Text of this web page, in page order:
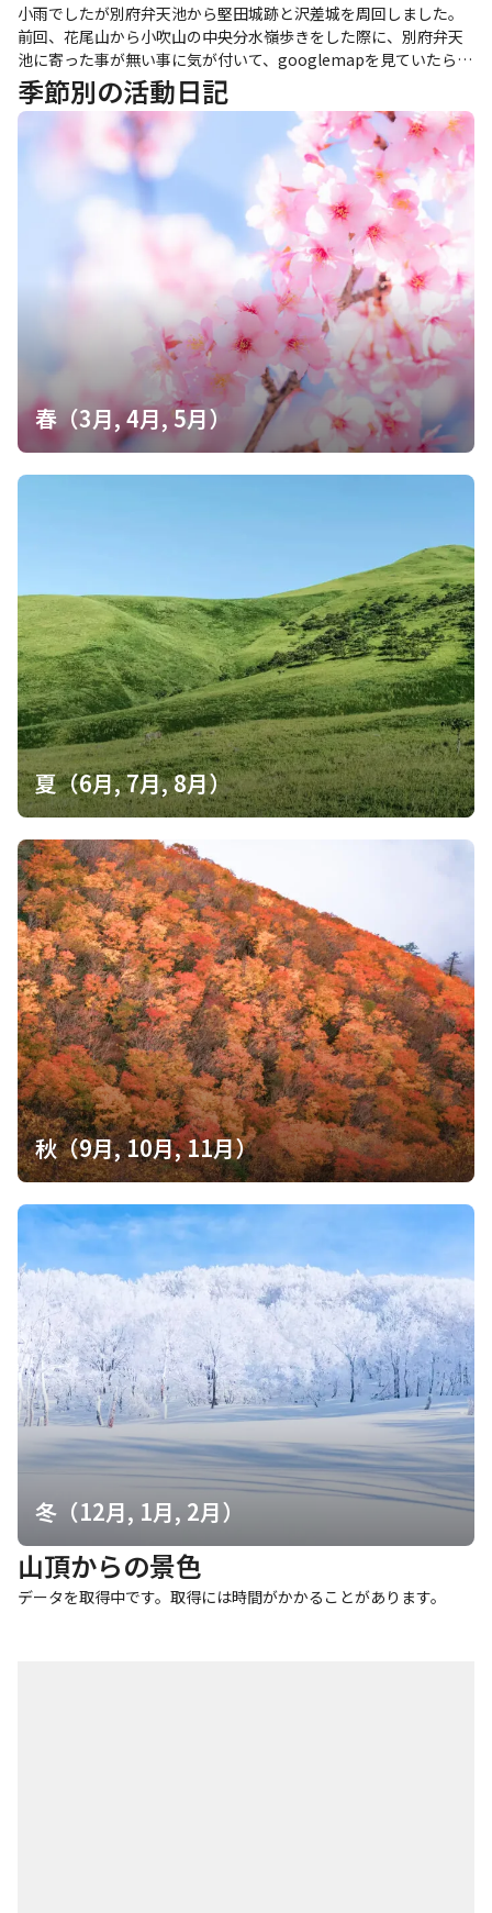
小雨でしたが別府弁天池から堅田城跡と沢差城を周回しました。
前回、花尾山から小吹山の中央分水嶺歩きをした際に、別府弁天
池に寄った事が無い事に気が付いて、googlemapを見ていたら山
城跡もあったので歩いてみました。 コースは、３名の方の活動日
記を参考にさせて頂きました。ありがとうございます。 「仙人掌
🌵」さん https://yamap.com/activities/16303886 「Ryu 🐉」
さん https://yamap.com/activities/24417147 「JBT5」さん
https://yamap.com/activities/34049513 あと、縄張り図は「城
郭放浪記」さんから借用致しました。 https://www.hb.pei.jp/
弁天池駐車場に車を停めて、まずは別府弁天池の観光。(^_^;) あ
と「仙人掌🌵」さんも断念したと書かれていたのに、ダメもとで
茶臼山にトライして、あえなく撃沈。残念。 堅田城山へのルート
は、鞍部までは作業道（跡）を辿る道で楽ちん。 鞍部からも少し
枝があったり羊歯があったけど、そこまで困らなかった。 堅田城
跡はあまり山城感がなかった。 城山へのルートも、山頂近くで枝
が少しあってトラバースしたけど、そんなに問題は無かった。 名
前が「城山」だったので密かに期待しましたが、山城感は全くな
かったです。 城山から石楠山は、石楠山麓の鞍部までは全く問題
なく簡単に行けました。 石楠山への直登はちょっと急でしたが藪
漕ぎもせずに問題なく。 石楠山の城跡の方が規模が大きかったの
で楽しめました。 これで眺望があれば良いのですが．．． 石楠山
季節別の活動日記
春（3月, 4月, 5月）
夏（6月, 7月, 8月）
秋（9月, 10月, 11月）
冬（12月, 1月, 2月）
山頂からの景色
データを取得中です。取得には時間がかかることがあります。